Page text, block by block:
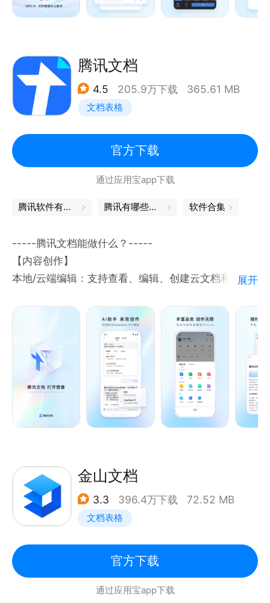
云办公:免费云空间，安全高效，可以在任何设备上及
远程办公推荐
-远程会议，多人音频会议，对同份文档进行讨论、标
记重点
-多人编辑，大家一起写同一份文档
-WPS表单，远程打卡、信息统计分析工具
-新建文字文档，并提供信纸、简历、合同等模板-打开
-支持智能排版，文字段落、对象属性设置，插入图片
等编辑功能
-支持语音朗读，将文字转化为声音信息
-新建电子表格，并提供财务、课程表等模板-打开13
种表格格式文档，包括加密文档
-公式输入编辑器，解决手机输入法输入函数难的问题-
背板支持选择区域后快速查看计算结果，及选择电话号
开和播放11种演示格式文档，包括加密文档-新CPU，
提供30项流畅动画的设置
-支持文字段落、对象属性设置，插入图片、音频视频
-WPS会议功能，支持多台设备同步播放当前幻灯片
腾讯文档
4.5 205.9万下载 365.61 MB
文档表格
官方下载
通过应用宝app下载
腾讯软件有哪些 腾讯有哪些软件 软件合集
-----腾讯文档能做什么？-----
【内容创作】
本地/云端编辑：支持查看、编辑、创建云文档和本地
富媒体编辑：支持插入文本、图片、视频等丰富的素材
实时保存：编辑文档时实时自动保存，内容不丢失；
海量模板：信息收集、打卡签到等各类模板。
【多人协作】
多人编辑：支持多人同时在线编辑，可查看编辑记录；
多端同步：各类型设备皆可顺畅访问，内容实时同步，
微博及朋友圈。
【AI助手】
写作助手：一句话生成文档、表格、幻灯片等全品类文
档，支持文章润色、扩写、续写；
数据助手：支持AI写函数、做图表、生成数据报告等。
AI模型：支持混元及DeepSeek-R1满血版大模型
展开
金山文档
3.3 396.4万下载 72.52 MB
文档表格
官方下载
通过应用宝app下载